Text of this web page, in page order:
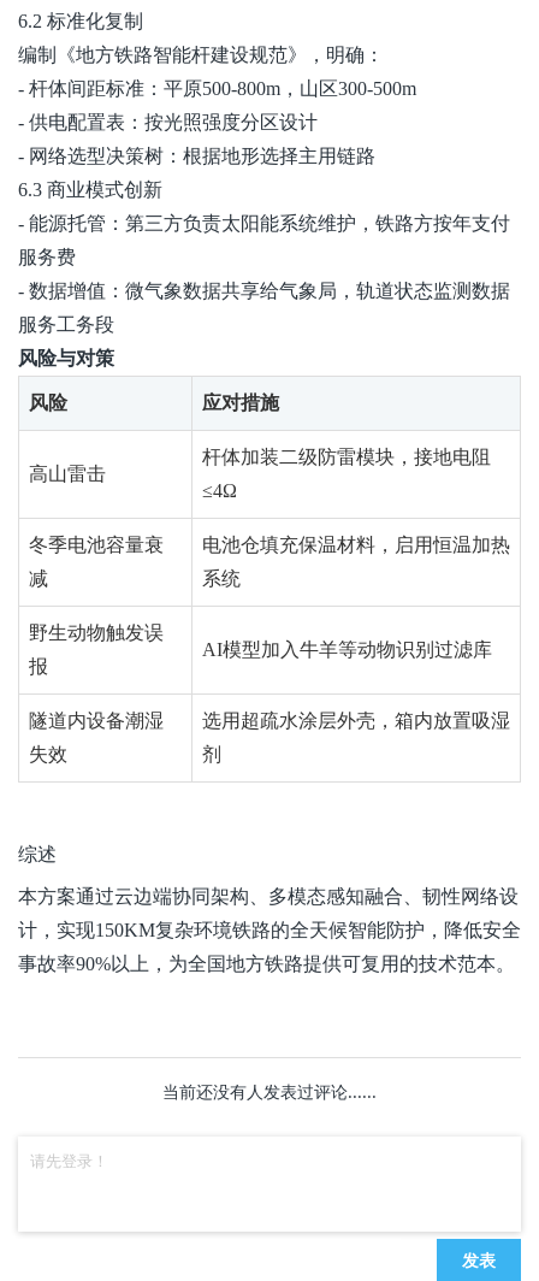
6.2 标准化复制
编制《地方铁路智能杆建设规范》，明确：
- 杆体间距标准：平原500-800m，山区300-500m
- 供电配置表：按光照强度分区设计
- 网络选型决策树：根据地形选择主用链路
6.3 商业模式创新
- 能源托管：第三方负责太阳能系统维护，铁路方按年支付
服务费
- 数据增值：微气象数据共享给气象局，轨道状态监测数据
服务工务段
风险与对策
风险 应对措施
高山雷击
杆体加装二级防雷模块，接地电阻
≤4Ω
冬季电池容量衰
减
电池仓填充保温材料，启用恒温加热
系统
野生动物触发误
报
AI模型加入牛羊等动物识别过滤库
隧道内设备潮湿
失效
选用超疏水涂层外壳，箱内放置吸湿
剂
综述
本方案通过云边端协同架构、多模态感知融合、韧性网络设
计，实现150KM复杂环境铁路的全天候智能防护，降低安全
事故率90%以上，为全国地方铁路提供可复用的技术范本。
当前还没有人发表过评论......
发表